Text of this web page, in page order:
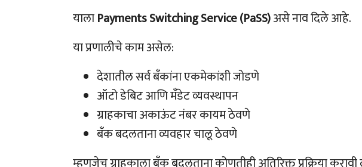
यालाPayments Switching Service (PaSS)असे नाव दिले आहे.
या प्रणालीचे काम असेल:
देशातील सर्व बँकांना एकमेकांशी जोडणे
ऑटो डेबिट आणि मँडेट व्यवस्थापन
ग्राहकाचा अकाऊंट नंबर कायम ठेवणे
बँक बदलताना व्यवहार चालू ठेवणे